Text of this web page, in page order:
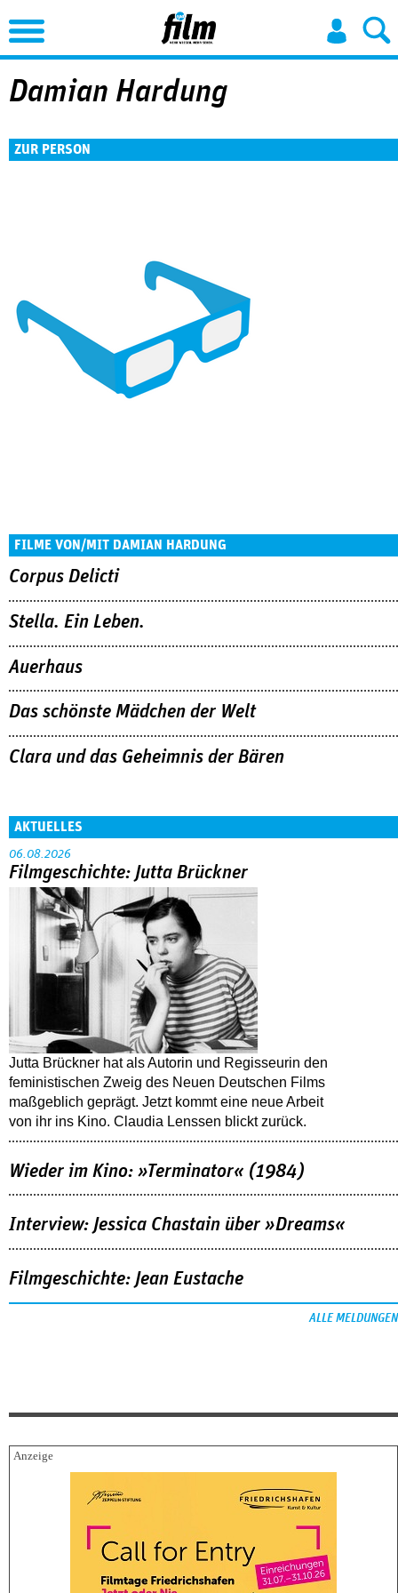
Jump to Navigation
Damian Hardung
ZUR PERSON
FILME VON/MIT DAMIAN HARDUNG
Corpus Delicti
Stella. Ein Leben.
Auerhaus
Das schönste Mädchen der Welt
Clara und das Geheimnis der Bären
AKTUELLES
06.08.2026
Filmgeschichte: Jutta Brückner
Jutta Brückner hat als Autorin und Regisseurin den
feministischen Zweig des Neuen Deutschen Films
maßgeblich geprägt. Jetzt kommt eine neue Arbeit
von ihr ins Kino. Claudia Lenssen blickt zurück.
Wieder im Kino: »Terminator« (1984)
Interview: Jessica Chastain über »Dreams«
Filmgeschichte: Jean Eustache
ALLE MELDUNGEN